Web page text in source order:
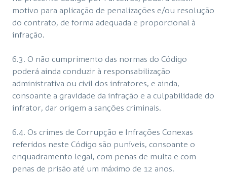
motivo para aplicação de penalizações e/ou resolução
do contrato, de forma adequada e proporcional à
infração.
6.3. O não cumprimento das normas do Código
poderá ainda conduzir à responsabilização
administrativa ou civil dos infratores, e ainda,
consoante a gravidade da infração e a culpabilidade do
infrator, dar origem a sanções criminais.
6.4. Os crimes de Corrupção e Infrações Conexas
referidos neste Código são puníveis, consoante o
enquadramento legal, com penas de multa e com
penas de prisão até um máximo de 12 anos.